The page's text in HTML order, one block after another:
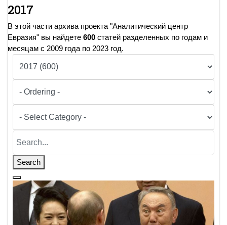
2017
В этой части архива проекта "Аналитический центр
Евразия" вы найдете 600 статей разделенных по годам и
месяцам с 2009 года по 2023 год.
Search